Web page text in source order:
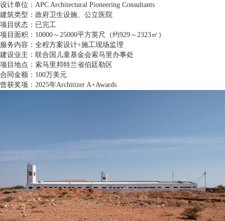
设计单位：APC Architectural Pioneering Consultants
建筑类型：政府卫生设施、公立医院
项目状态：已完工
项目面积：10000～25000平方英尺（约929～2323㎡）
服务内容：全程方案设计+施工现场监理
建设业主：联合国儿童基金会索马里办事处
项目地点：索马里邦特兰省伯廷勒区
合同金额：100万美元
曾获奖项：2025年Architizer A+Awards